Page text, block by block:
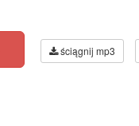
ściągnij mp3